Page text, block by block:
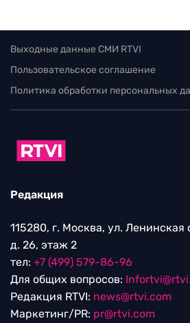
Выходные данные СМИ RTVI
Пользовательское соглашение
Политика обработки персональных
Редакция
115280, г. Москва, ул. Ленинская
д. 26, этаж 2
тел: +7 (499) 579-86-96
Для общих вопросов:
Редакция RTVI: news@rtvi.com
Маркетинг/PR: pr@rtvi.com